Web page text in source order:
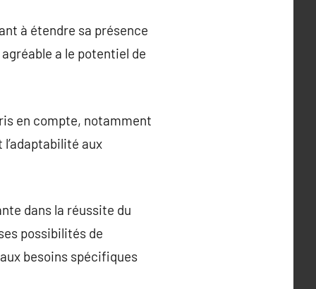
à étendre sa présence
a le potentiel de
en compte, notamment
aux
dans la réussite du
possibilités de
besoins spécifiques